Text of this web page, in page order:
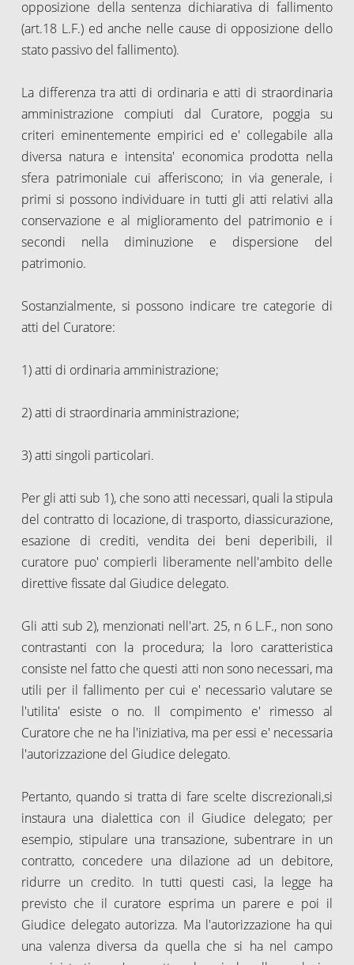
opposizione della sentenza dichiarativa di fallimento
(art.18 L.F.) ed anche nelle cause di opposizione dello
stato passivo del fallimento).
La differenza tra atti di ordinaria e atti di straordinaria
amministrazione compiuti dal Curatore, poggia su
criteri eminentemente empirici ed e' collegabile alla
diversa natura e intensita' economica prodotta nella
sfera patrimoniale cui afferiscono; in via generale, i
primi si possono individuare in tutti gli atti relativi alla
conservazione e al miglioramento del patrimonio e i
secondi nella diminuzione e dispersione del
patrimonio.
Sostanzialmente, si possono indicare tre categorie di
atti del Curatore:
1) atti di ordinaria amministrazione;
2) atti di straordinaria amministrazione;
3) atti singoli particolari.
Per gli atti sub 1), che sono atti necessari, quali la stipula
del contratto di locazione, di trasporto, diassicurazione,
esazione di crediti, vendita dei beni deperibili, il
curatore puo' compierli liberamente nell'ambito delle
direttive fissate dal Giudice delegato.
Gli atti sub 2), menzionati nell'art. 25, n 6 L.F., non sono
contrastanti con la procedura; la loro caratteristica
consiste nel fatto che questi atti non sono necessari, ma
utili per il fallimento per cui e' necessario valutare se
l'utilita' esiste o no. Il compimento e' rimesso al
Curatore che ne ha l'iniziativa, ma per essi e' necessaria
l'autorizzazione del Giudice delegato.
Pertanto, quando si tratta di fare scelte discrezionali,si
instaura una dialettica con il Giudice delegato; per
esempio, stipulare una transazione, subentrare in un
contratto, concedere una dilazione ad un debitore,
ridurre un credito. In tutti questi casi, la legge ha
previsto che il curatore esprima un parere e poi il
Giudice delegato autorizza. Ma l'autorizzazione ha qui
una valenza diversa da quella che si ha nel campo